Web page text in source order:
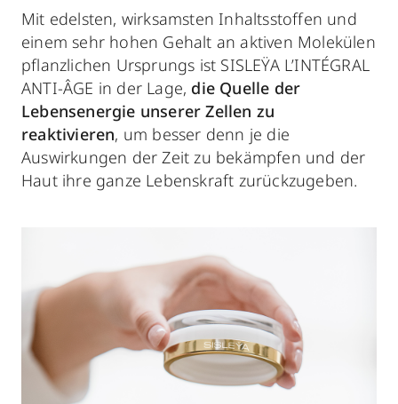
Mit edelsten, wirksamsten Inhaltsstoffen und
einem sehr hohen Gehalt an aktiven Molekülen
pflanzlichen Ursprungs ist SISLEŸA L’INTÉGRAL
ANTI-ÂGE in der Lage, die Quelle der
Lebensenergie unserer Zellen zu
reaktivieren, um besser denn je die
Auswirkungen der Zeit zu bekämpfen und der
Haut ihre ganze Lebenskraft zurückzugeben.